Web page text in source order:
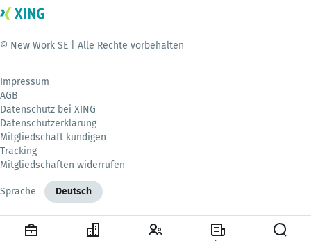
© New Work SE | Alle Rechte vorbehalten
Impressum
AGB
Datenschutz bei XING
Datenschutzerklärung
Mitgliedschaft kündigen
Tracking
Mitgliedschaften widerrufen
Sprache Deutsch